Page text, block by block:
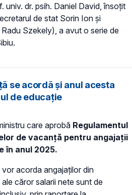
univ. dr. psih. Daniel David, însoțit
de stat Sorin Ion și
Szekely), a avut o serie de
se acordă și anul acesta
de educație
care aprobă Regulamentul
de vacanţă pentru angajații
în anul 2025.
acorda angajaților din
căror salarii nete sunt de